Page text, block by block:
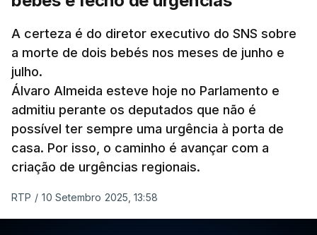
A certeza é do diretor executivo do SNS sobre
a morte de dois bebés nos meses de junho e
julho.
Álvaro Almeida esteve hoje no Parlamento e
admitiu perante os deputados que não é
possível ter sempre uma urgência à porta de
casa. Por isso, o caminho é avançar com a
criação de urgências regionais.
RTP / 10 Setembro 2025, 13:58